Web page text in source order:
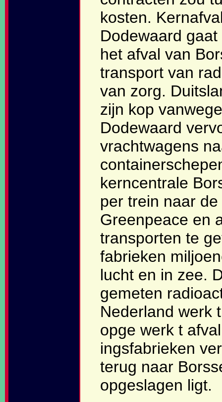
kosten.
Dodewaard
het afval van
transport van
van zorg.
zijn kop
Dodewaard
vrachtwagens
kerncentrale
per trein naar
Greenpeace en
transporten te
fabrieken
lucht en in zee.
gemeten
Nederland werk
opge werk t
ingsfabrieken
terug naar
opgeslagen ligt.